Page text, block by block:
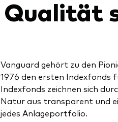
Qualität
Vanguard gehört zu den
1976 den ersten Indexfonds
Indexfonds zeichnen sich
Natur aus transparent und
jedes Anlageportfolio.